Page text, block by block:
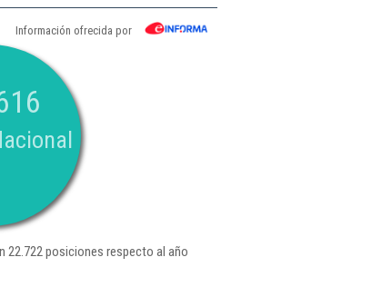
Información ofrecida por
22.722 posiciones respecto al año